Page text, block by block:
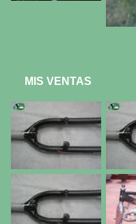
MIS VENTAS